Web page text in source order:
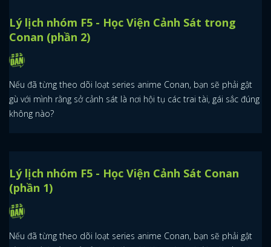
Lý lịch nhóm F5 - Học Viện Cảnh Sát trong
Conan (phần 2)
Nếu đã từng theo dõi loạt series anime Conan, bạn sẽ phải gật
gù với mình rằng sở cảnh sát là nơi hội tụ các trai tài, gái sắc đúng
không nào?
Lý lịch nhóm F5 - Học Viện Cảnh Sát Conan
(phần 1)
Nếu đã từng theo dõi loạt series anime Conan, bạn sẽ phải gật